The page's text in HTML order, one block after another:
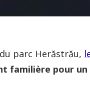
parc Herăstrău,
familière pour